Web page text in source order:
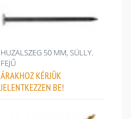
HUZALSZEG 50 MM, SÜLLY.
FEJŰ
ÁRAKHOZ KÉRJÜK
JELENTKEZZEN BE!